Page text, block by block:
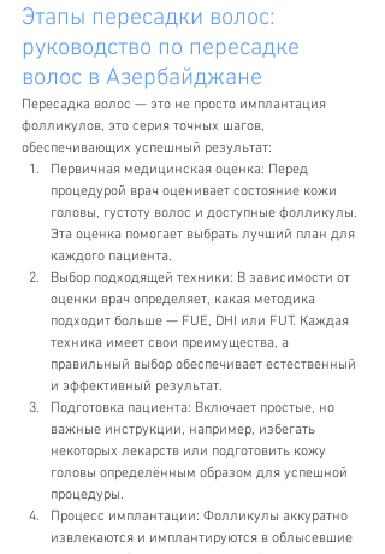
Этапы пересадки волос:
руководство по пересадке
волос в Азербайджане
Пересадка волос — это не просто имплантация
фолликулов, это серия точных шагов,
обеспечивающих успешный результат:
Первичная медицинская оценка: Перед
процедурой врач оценивает состояние кожи
головы, густоту волос и доступные фолликулы.
Эта оценка помогает выбрать лучший план для
каждого пациента.
Выбор подходящей техники: В зависимости от
оценки врач определяет, какая методика
подходит больше — FUE, DHI или FUT. Каждая
техника имеет свои преимущества, а
правильный выбор обеспечивает естественный
и эффективный результат.
Подготовка пациента: Включает простые, но
важные инструкции, например, избегать
некоторых лекарств или подготовить кожу
головы определённым образом для успешной
процедуры.
Процесс имплантации: Фолликулы аккуратно
извлекаются и имплантируются в облысевшие